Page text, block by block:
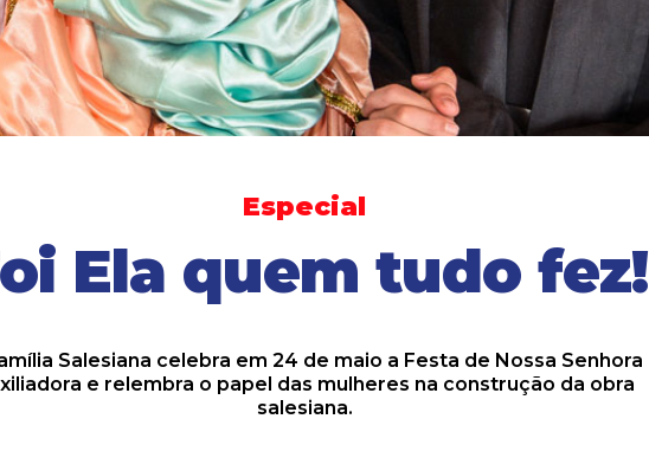
Especial
Ela quem tudo fez!
Salesiana celebra em 24 de maio a Festa de Nossa Senhora
e relembra o papel das mulheres na construção da obra
salesiana.